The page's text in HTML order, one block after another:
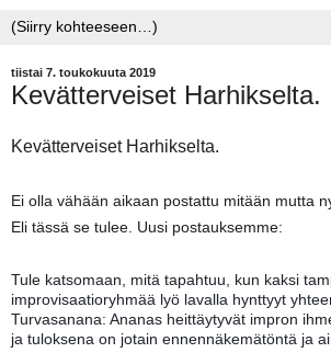
tiistai 7. toukokuuta 2019
Kevätterveiset Harhikselta.
Kevätterveiset Harhikselta.
Ei olla vähään aikaan postattu mitään mutta
Eli tässä se tulee. Uusi postauksemme:
Tule katsomaan, mitä tapahtuu, kun kaksi
improvisaatioryhmää lyö lavalla hynttyyt
Turvasanana: Ananas heittäytyvät impron
ja tuloksena on jotain ennennäkemätöntä ja